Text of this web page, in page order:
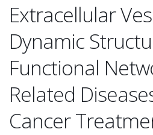
Extracellular
Dynamic
Functional
Related
Cancer